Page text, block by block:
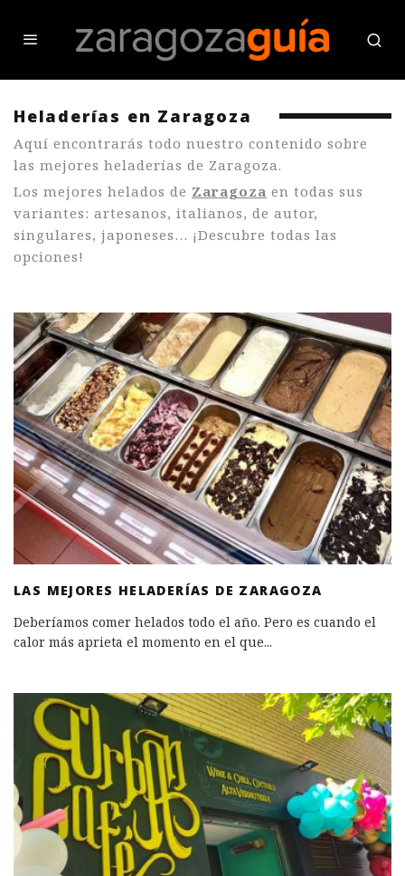
Heladerías en Zaragoza
Aquí encontrarás todo nuestro contenido sobre
las mejores heladerías de Zaragoza.
Los mejores helados de Zaragoza en todas sus
variantes: artesanos, italianos, de autor,
singulares, japoneses… ¡Descubre todas las
opciones!
LAS MEJORES HELADERÍAS DE ZARAGOZA
Deberíamos comer helados todo el año. Pero es cuando el
calor más aprieta el momento en el que...